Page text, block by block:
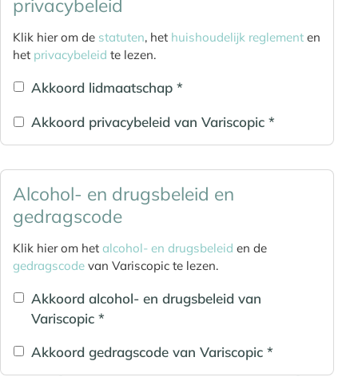
privacybeleid
Klik hier om de statuten, het huishoudelijk reglement en
het privacybeleid te lezen.
Akkoord lidmaatschap *
Akkoord privacybeleid van Variscopic *
Alcohol- en drugsbeleid en
gedragscode
Klik hier om hetalcohol- en drugsbeleid en de
gedragscode van Variscopic te lezen.
Akkoord alcohol- en drugsbeleid van
Variscopic *
Akkoord gedragscode van Variscopic *